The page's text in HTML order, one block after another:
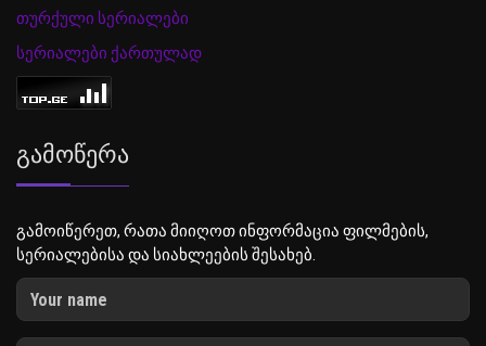
თურქული სერიალები
სერიალები ქართულად
Გამოწერა
გამოიწერეთ, რათა მიიღოთ ინფორმაცია ფილმების,
სერიალებისა და სიახლეების შესახებ.